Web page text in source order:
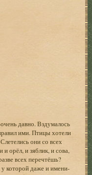
давно. Вздумалось
ими. Птицы хотели
они со всех
и орёл, и зяблик, и сова,
всех перечтёшь?
которой даже и имени-